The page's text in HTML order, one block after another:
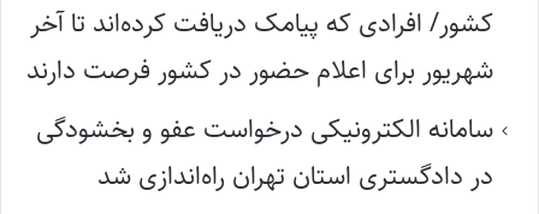
کشور/ افرادی که پیامک دریافت کرده‌اند تا آخر
شهریور برای اعلام حضور در کشور فرصت دارند
سامانه الکترونیکی درخواست عفو و بخشودگی
در دادگستری استان تهران راه‌اندازی شد